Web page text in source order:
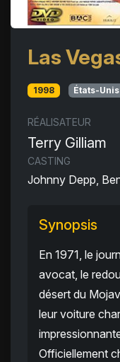
Las
1998 États-Unis
RÉALISATEUR
Terry Gilliam
CASTING
Johnny Depp,
Synopsis
En 1971, le
avocat, le
désert du
leur voiture
Officiellement